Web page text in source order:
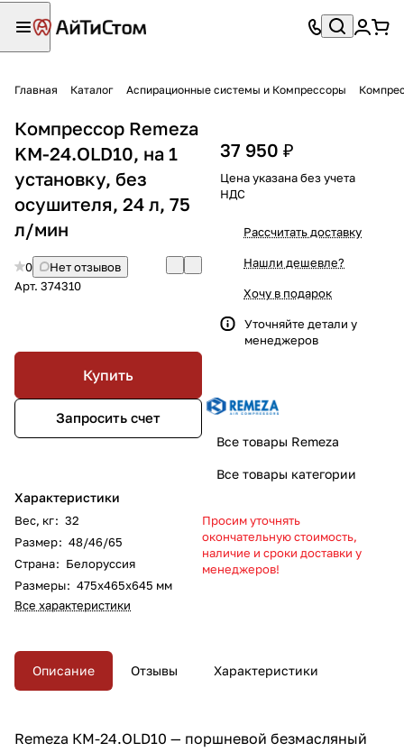
Главная Каталог Аспирационные системы и Компрессоры
Компрессор Remeza
KM-24.OLD10, на 1
установку, без
осушителя, 24 л, 75
л/мин
0
Нет отзывов
Арт. 374310
Купить
Запросить счет
Характеристики
Вес, кг: 32
Размер: 48/46/65
Страна: Белоруссия
Размеры: 475x465x645 мм
Все характеристики
37 950 ₽
Цена указана без учета
НДС
Рассчитать доставку
Нашли дешевле?
Хочу в подарок
Уточняйте детали у
менеджеров
Все товары Remeza
Все товары категории
Просим уточнять
окончательную стоимость,
наличие и сроки доставки у
менеджеров!
Описание Отзывы Характеристики
Remeza КМ-24.OLD10 — поршневой безмасляный